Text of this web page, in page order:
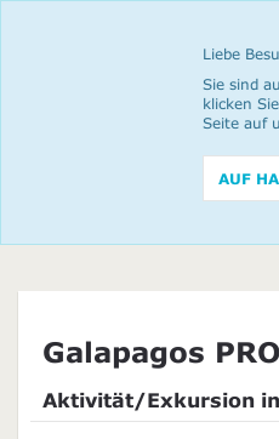
Liebe
Sie sind
klicken
Seite auf
AUF
Galapagos
Aktivität/Exkursion